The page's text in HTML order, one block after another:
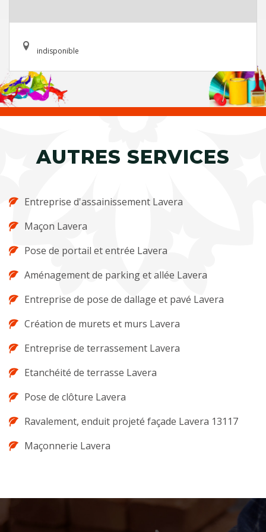
indisponible
AUTRES SERVICES
Entreprise d'assainissement Lavera
Maçon Lavera
Pose de portail et entrée Lavera
Aménagement de parking et allée Lavera
Entreprise de pose de dallage et pavé Lavera
Création de murets et murs Lavera
Entreprise de terrassement Lavera
Etanchéité de terrasse Lavera
Pose de clôture Lavera
Ravalement, enduit projeté façade Lavera 13117
Maçonnerie Lavera